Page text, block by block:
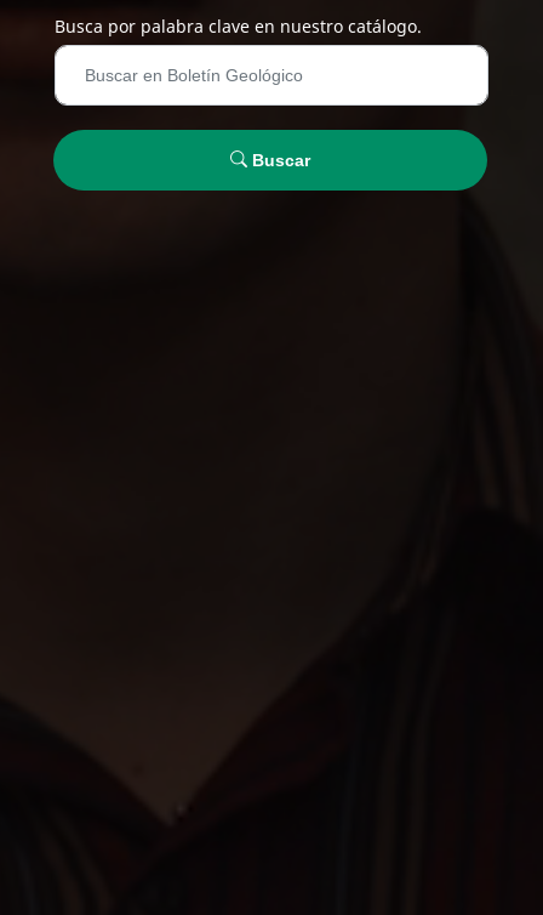
Busca por palabra clave en nuestro catálogo.
Buscar